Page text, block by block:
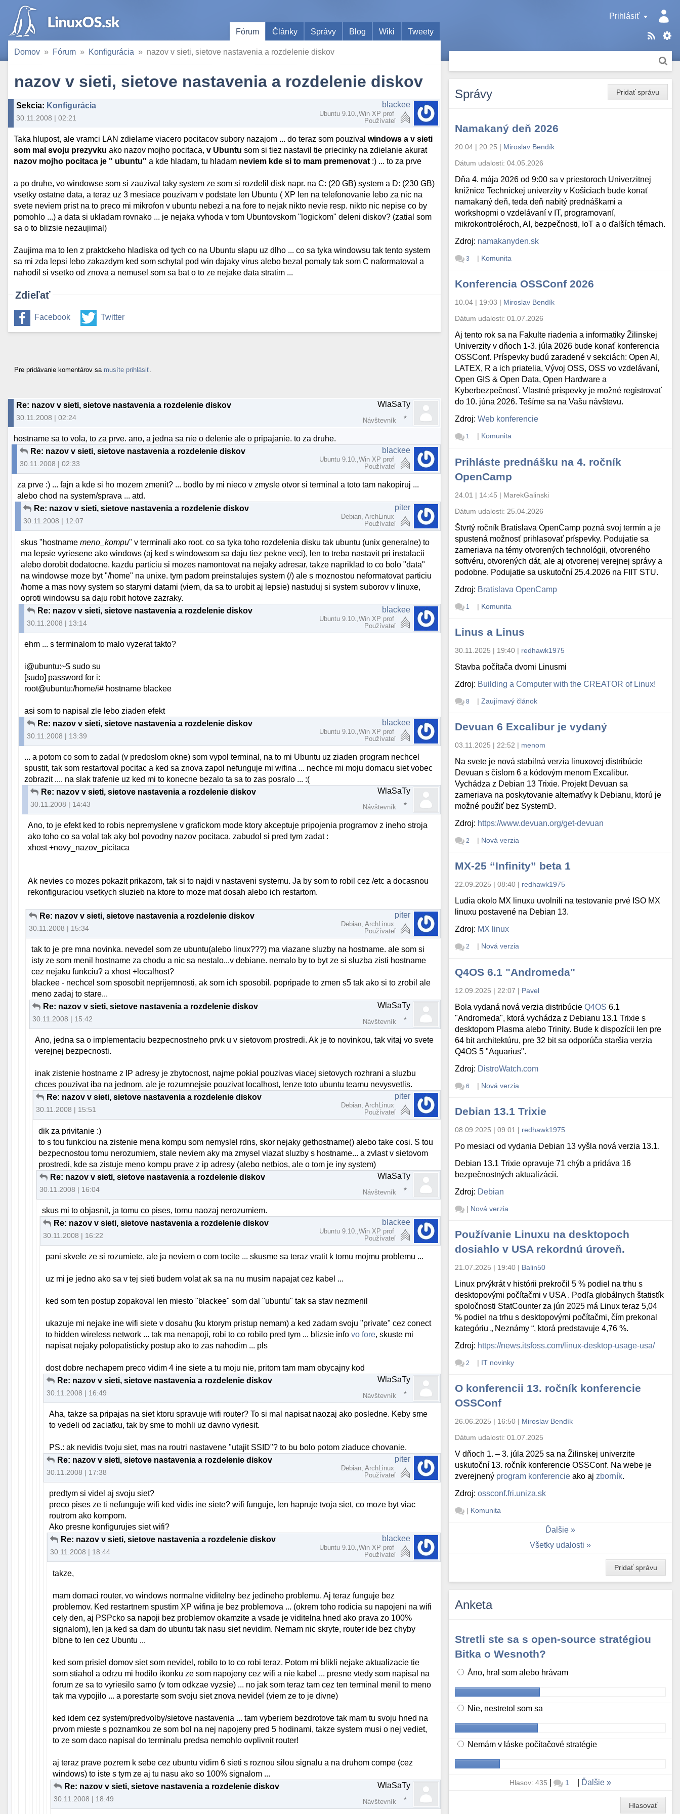
Prihlásiť
Fórum
Články Správy Blog Wiki Tweety
Domov Fórum Konfigurácia nazov v sieti, sietove nastavenia a rozdelenie diskov
nazov v sieti, sietove nastavenia a rozdelenie diskov
Sekcia: Konfigurácia
30.11.2008 | 02:21
blackee
Ubuntu 9.10.,Win XP prof
Používateľ
Taka hlupost, ale vramci LAN zdielame viacero pocitacov subory nazajom ... do teraz som pouzivalwindows a v sieti
som mal svoju prezyvku ako nazov mojho pocitaca, v Ubuntusom si tiez nastavil tie priecinky na zdielanie akurat
nazov mojho pocitaca je " ubuntu" a kde hladam, tu hladam neviem kde si to mam premenovat :) ... to za prve
a po druhe, vo windowse som si zauzival taky system ze som si rozdelil disk napr. na C: (20 GB) system a D: (230 GB)
vsetky ostatne data, a teraz uz 3 mesiace pouzivam v podstate len Ubuntu ( XP len na telefonovanie lebo za nic na
svete neviem prist na to preco mi mikrofon v ubuntu nebezi a na fore to nejak nikto nevie resp. nikto nic nepise co by
pomohlo ...) a data si ukladam rovnako ... je nejaka vyhoda v tom Ubuntovskom "logickom" deleni diskov? (zatial som
sa o to blizsie nezaujimal)
Zaujima ma to len z praktckeho hladiska od tych co na Ubuntu slapu uz dlho ... co sa tyka windowsu tak tento system
sa mi zda lepsi lebo zakazdym ked som schytal pod win dajaky virus alebo bezal pomaly tak som C naformatoval a
nahodil si vsetko od znova a nemusel som sa bat o to ze nejake data stratim ...
Zdieľať
Facebook Twitter
Pre pridávanie komentárov sa musíte prihlásiť
Re: nazov v sieti, sietove nastavenia a rozdelenie diskov
30.11.2008 | 02:24
WlaSaTy
Návštevník
hostname sa to vola, to za prve. ano, a jedna sa nie o delenie ale o pripajanie. to za druhe.
Re: nazov v sieti, sietove nastavenia a rozdelenie diskov
30.11.2008 | 02:33
blackee
Ubuntu 9.10.,Win XP prof
Používateľ
za prve :) ... fajn a kde si ho mozem zmenit? ... bodlo by mi nieco v zmysle otvor si terminal a toto tam nakopiruj ...
alebo chod na system/sprava ... atd.
Re: nazov v sieti, sietove nastavenia a rozdelenie diskov
30.11.2008 | 12:07
piter
Debian, ArchLinux
Používateľ
skus "hostnamemeno_kompu" v terminali ako root. co sa tyka toho rozdelenia disku tak ubuntu (unix generalne) to
ma lepsie vyriesene ako windows (aj ked s windowsom sa daju tiez pekne veci), len to treba nastavit pri instalacii
alebo dorobit dodatocne. kazdu particiu si mozes namontovat na nejaky adresar, takze napriklad to co bolo "data"
na windowse moze byt "/home" na unixe. tym padom preinstalujes system (/) ale s moznostou neformatovat particiu
/home a mas novy system so starymi datami (viem, da sa to urobit aj lepsie) nastuduj si system suborov v linuxe,
oproti windowsu sa daju robit hotove zazraky.
Re: nazov v sieti, sietove nastavenia a rozdelenie diskov
30.11.2008 | 13:14
blackee
Ubuntu 9.10.,Win XP prof
Používateľ
ehm ... s terminalom to malo vyzerat takto?
i@ubuntu:~$ sudo su
[sudo] password for i:
root@ubuntu:/home/i# hostname blackee
asi som to napisal zle lebo ziaden efekt
Re: nazov v sieti, sietove nastavenia a rozdelenie diskov
30.11.2008 | 13:39
blackee
Ubuntu 9.10.,Win XP prof
Používateľ
... a potom co som to zadal (v predoslom okne) som vypol terminal, na to mi Ubuntu uz ziaden program nechcel
spustit, tak som restartoval pocitac a ked sa znova zapol nefunguje mi wifina ... nechce mi moju domacu siet vobec
zobrazit .... na slak trafenie uz ked mi to konecne bezalo ta sa to zas posralo ... :(
Re: nazov v sieti, sietove nastavenia a rozdelenie diskov
30.11.2008 | 14:43
WlaSaTy
Návštevník
Ano, to je efekt ked to robis nepremyslene v grafickom mode ktory akceptuje pripojenia programov z ineho stroja
ako toho co sa volal tak aky bol povodny nazov pocitaca. zabudol si pred tym zadat :
xhost +novy_nazov_picitaca
Ak nevies co mozes pokazit prikazom, tak si to najdi v nastaveni systemu. Ja by som to robil cez /etc a docasnou
rekonfiguraciou vsetkych sluzieb na ktore to moze mat dosah alebo ich restartom.
Re: nazov v sieti, sietove nastavenia a rozdelenie diskov
30.11.2008 | 15:34
piter
Debian, ArchLinux
Používateľ
tak to je pre mna novinka. nevedel som ze ubuntu(alebo linux???) ma viazane sluzby na hostname. ale som si
isty ze som menil hostname za chodu a nic sa nestalo...v debiane. nemalo by to byt ze si sluzba zisti hostname
cez nejaku funkciu? a xhost +localhost?
blackee - nechcel som sposobit neprijemnosti, ak som ich sposobil. popripade to zmen s5 tak ako si to zrobil ale
meno zadaj to stare...
Re: nazov v sieti, sietove nastavenia a rozdelenie diskov
30.11.2008 | 15:42
WlaSaTy
Návštevník
Ano, jedna sa o implementaciu bezpecnostneho prvk u v sietovom prostredi. Ak je to novinkou, tak vitaj vo svete
verejnej bezpecnosti.
inak zistenie hostname z IP adresy je zbytocnost, najme pokial pouzivas viacej sietovych rozhrani a sluzbu
chces pouzivat iba na jednom. ale je rozumnejsie pouzivat localhost, lenze toto ubuntu teamu nevysvetlis.
Re: nazov v sieti, sietove nastavenia a rozdelenie diskov
30.11.2008 | 15:51
piter
Debian, ArchLinux
Používateľ
dik za privitanie :)
to s tou funkciou na zistenie mena kompu som nemyslel rdns, skor nejaky gethostname() alebo take cosi. S tou
bezpecnostou tomu nerozumiem, stale neviem aky ma zmysel viazat sluzby s hostname... a zvlast v sietovom
prostredi, kde sa zistuje meno kompu prave z ip adresy (alebo netbios, ale o tom je iny system)
Re: nazov v sieti, sietove nastavenia a rozdelenie diskov
30.11.2008 | 16:04
WlaSaTy
Návštevník
skus mi to objasnit, ja tomu co pises, tomu naozaj nerozumiem.
Re: nazov v sieti, sietove nastavenia a rozdelenie diskov
30.11.2008 | 16:22
blackee
Ubuntu 9.10.,Win XP prof
Používateľ
pani skvele ze si rozumiete, ale ja neviem o com tocite ... skusme sa teraz vratit k tomu mojmu problemu ...
uz mi je jedno ako sa v tej sieti budem volat ak sa na nu musim napajat cez kabel ...
ked som ten postup zopakoval len miesto "blackee" som dal "ubuntu" tak sa stav nezmenil
ukazuje mi nejake ine wifi siete v dosahu (ku ktorym pristup nemam) a ked zadam svoju "private" cez conect
to hidden wireless network ... tak ma nenapoji, robi to co robilo pred tym ... blizsie infovo fore, skuste mi
napisat nejaky polopatisticky postup ako to zas nahodim ... pls
dost dobre nechapem preco vidim 4 ine siete a tu moju nie, pritom tam mam obycajny kod
Re: nazov v sieti, sietove nastavenia a rozdelenie diskov
30.11.2008 | 16:49
WlaSaTy
Návštevník
Aha, takze sa pripajas na siet ktoru spravuje wifi router? To si mal napisat naozaj ako posledne. Keby sme
to vedeli od zaciatku, tak by sme to mohli uz davno vyriesit.
PS.: ak nevidis tvoju siet, mas na routri nastavene "utajit SSID"? to bu bolo potom ziaduce chovanie.
Re: nazov v sieti, sietove nastavenia a rozdelenie diskov
30.11.2008 | 17:38
piter
Debian, ArchLinux
Používateľ
predtym si videl aj svoju siet?
preco pises ze ti nefunguje wifi ked vidis ine siete? wifi funguje, len hapruje tvoja siet, co moze byt viac
routrom ako kompom.
Ako presne konfigurujes siet wifi?
Re: nazov v sieti, sietove nastavenia a rozdelenie diskov
30.11.2008 | 18:44
blackee
Ubuntu 9.10.,Win XP prof
Používateľ
takze,
mam domaci router, vo windows normalne viditelny bez jedineho problemu. Aj teraz funguje bez
problemov. Ked restartnem spustim XP wifina je bez problemova ... (okrem toho rodicia su napojeni na wifi
cely den, aj PSPcko sa napoji bez problemov okamzite a vsade je viditelna hned ako prava zo 100%
signalom), len ja ked sa dam do ubuntu tak nasu siet nevidim. Nemam nic skryte, router ide bez chyby
blbne to len cez Ubuntu ...
ked som prisiel domov siet som nevidel, robilo to to co robi teraz. Potom mi blikli nejake aktualizacie tie
som stiahol a odrzu mi hodilo ikonku ze som napojeny cez wifi a nie kabel ... presne vtedy som napisal na
forum ze sa to vyriesilo samo (v tom odkzae vyzsie) ... no jak som teraz tam cez ten terminal menil to meno
tak ma vypojilo ... a porestarte som svoju siet znova nevidel (viem ze to je divne)
ked idem cez system/predvolby/sietove nastavenia ... tam vyberiem bezdrotove tak mam tu svoju hned na
prvom mieste s poznamkou ze som bol na nej napojeny pred 5 hodinami, takze system musi o nej vediet,
to ze som daco napisal do terminalu predsa nemohlo ovplivnit router!
aj teraz prave pozrem k sebe cez ubuntu vidim 6 sieti s roznou silou signalu a na druhom compe (cez
windows) to iste s tym ze aj tu nasu ako so 100% signalom ...
Re: nazov v sieti, sietove nastavenia a rozdelenie diskov
30.11.2008 | 18:49
WlaSaTy
Návštevník
Pridať správu
Správy
Namakaný deň 2026
20.04 | 20:25 | Miroslav Bendík
Dátum udalosti:04.05.2026
Dňa 4. mája 2026 od 9:00 sa v priestoroch Univerzitnej
knižnice Technickej univerzity v Košiciach bude konať
namakaný deň, teda deň nabitý prednáškami a
workshopmi o vzdelávaní v IT, programovaní,
mikrokontroléroch, AI, bezpečnosti, IoT a o ďalších témach.
Zdroj: namakanyden.sk
3 | Komunita
Konferencia OSSConf 2026
10.04 | 19:03 | Miroslav Bendík
Dátum udalosti:01.07.2026
Aj tento rok sa na Fakulte riadenia a informatiky Žilinskej
Univerzity v dňoch 1-3. júla 2026 bude konať konferencia
OSSConf. Príspevky budú zaradené v sekciách: Open AI,
LATEX, R a ich priatelia, Vývoj OSS, OSS vo vzdelávaní,
Open GIS & Open Data, Open Hardware a
Kyberbezpečnosť. Vlastné príspevky je možné registrovať
do 10. júna 2026. Tešíme sa na Vašu návštevu.
Zdroj:Web konferencie
1 | Komunita
Prihláste prednášku na 4. ročník
OpenCamp
24.01 | 14:45 | MarekGalinski
Dátum udalosti: 25.04.2026
Štvrtý ročník Bratislava OpenCamp pozná svoj termín a je
spustená možnosť prihlasovať príspevky. Podujatie sa
zameriava na témy otvorených technológii, otvoreného
softvéru, otvorených dát, ale aj otvorenej verejnej správy a
podobne. Podujatie sa uskutoční 25.4.2026 na FIIT STU.
Zdroj: Bratislava OpenCamp
1 | Komunita
Linus a Linus
30.11.2025 | 19:40 | redhawk1975
Stavba počítača dvomi Linusmi
Zdroj: Building a Computer with the CREATOR of Linux!
8 | Zaujímavý článok
Devuan 6 Excalibur je vydaný
03.11.2025 | 22:52 | menom
Na svete je nová stabilná verzia linuxovej distribúcie
Devuan s číslom 6 a kódovým menom Excalibur.
Vychádza z Debian 13 Trixie. Projekt Devuan sa
zameriava na poskytovanie alternatívy k Debianu, ktorú je
možné použiť bez SystemD.
Zdroj: https://www.devuan.org/get-devuan
2 | Nová verzia
MX-25 “Infinity” beta 1
22.09.2025 | 08:40 | redhawk1975
Ludia okolo MX linuxu uvolnili na testovanie prvé ISO MX
linuxu postavené na Debian 13.
Zdroj: MX linux
2 | Nová verzia
Q4OS 6.1 "Andromeda"
12.09.2025 | 22:07 | Pavel
Bola vydaná nová verzia distribúcieQ4OS 6.1
"Andromeda", ktorá vychádza z Debianu 13.1 Trixie s
desktopom Plasma alebo Trinity. Bude k dispozícii len pre
64 bit architektúru, pre 32 bit sa odporúča staršia verzia
Q4OS 5 "Aquarius".
Zdroj: DistroWatch.com
6 | Nová verzia
Debian 13.1 Trixie
08.09.2025 | 09:01 | redhawk1975
Po mesiaci od vydania Debian 13 vyšla nová verzia 13.1.
Debian 13.1 Trixie opravuje 71 chýb a pridáva 16
bezpečnostných aktualizácií.
Zdroj: Debian
| Nová verzia
Používanie Linuxu na desktopoch
dosiahlo v USA rekordnú úroveň.
21.07.2025 | 19:40 | Balin50
Linux prvýkrát v histórii prekročil 5 % podiel na trhu s
desktopovými počítačmi v USA . Podľa globálnych štatistík
spoločnosti StatCounter za jún 2025 má Linux teraz 5,04
% podiel na trhu s desktopovými počítačmi, čím prekonal
kategóriu „ Neznámy “, ktorá predstavuje 4,76 %.
Zdroj: https://news.itsfoss.com/linux-desktop-usage-usa/
2 | IT novinky
O konferencii 13. ročník konferencie
OSSConf
26.06.2025 | 16:50 | Miroslav Bendík
Dátum udalosti:01.07.2025
V dňoch 1. – 3. júla 2025 sa na Žilinskej univerzite
uskutoční 13. ročník konferencie OSSConf. Na webe je
zverejnený program konferencie ako aj zborník.
Zdroj:ossconf.fri.uniza.sk
| Komunita
Ďalšie
Všetky udalosti
Pridať správu
Anketa
Stretli ste sa s open-source stratégiou
Bitka o Wesnoth?
Áno, hral som alebo hrávam
Nie, nestretol som sa
Nemám v láske počítačové stratégie
Hlasov: 435 | 1 Ďalšie
Hlasovať